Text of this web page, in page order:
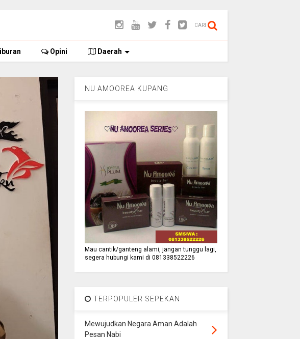
CARI
Opini Daerah
NU AMOOREA KUPANG
Mau cantik/ganteng alami, jangan tunggu lagi,
segera hubungi kami di 081338522226
TERPOPULER SEPEKAN
Mewujudkan Negara Aman Adalah
Pesan Nabi